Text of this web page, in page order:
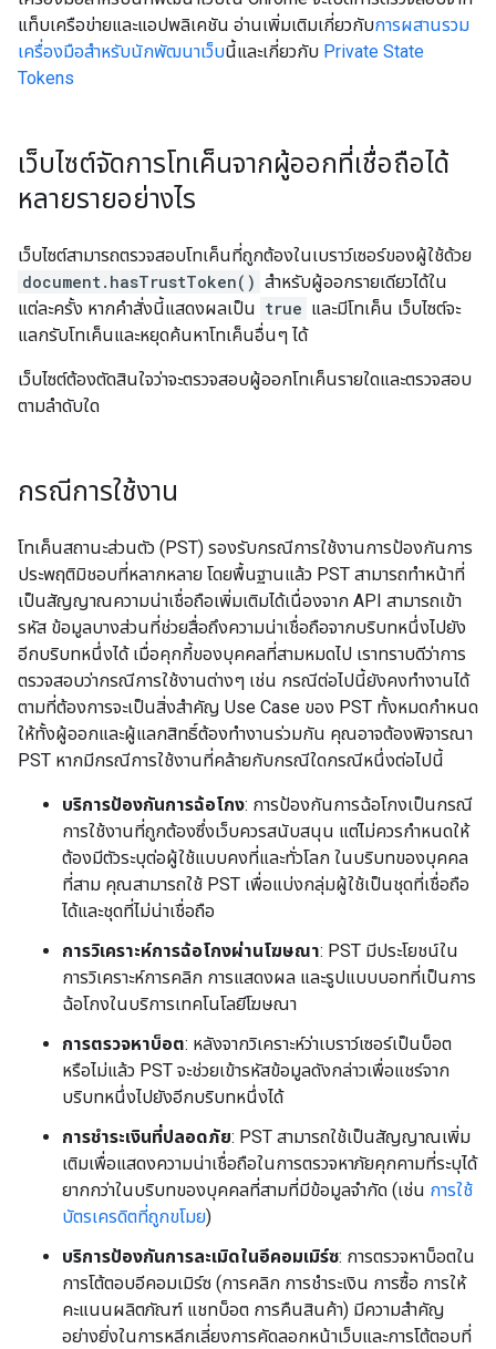
แท็บเครือข่ายและแอปพลิเคชัน อ่านเพิ่มเติมเกี่ยวกับการผสานรวม
เครื่องมือสำหรับนักพัฒนาเว็บนี้และเกี่ยวกับ Private State
Tokens
เว็บไซต์จัดการโทเค็นจากผู้ออกที่เชื่อถือได้
หลายรายอย่างไร
เว็บไซต์สามารถตรวจสอบโทเค็นที่ถูกต้องในเบราว์เซอร์ของผู้ใช้ด้วย
document.hasTrustToken() สำหรับผู้ออกรายเดียวได้ใน
แต่ละครั้ง หากคำสั่งนี้แสดงผลเป็น true และมีโทเค็น เว็บไซต์จะ
แลกรับโทเค็นและหยุดค้นหาโทเค็นอื่นๆ ได้
เว็บไซต์ต้องตัดสินใจว่าจะตรวจสอบผู้ออกโทเค็นรายใดและตรวจสอบ
ตามลำดับใด
กรณีการใช้งาน
โทเค็นสถานะส่วนตัว (PST) รองรับกรณีการใช้งานการป้องกันการ
ประพฤติมิชอบที่หลากหลาย โดยพื้นฐานแล้ว PST สามารถทำหน้าที่
เป็นสัญญาณความน่าเชื่อถือเพิ่มเติมได้เนื่องจาก API สามารถเข้า
รหัส ข้อมูลบางส่วนที่ช่วยสื่อถึงความน่าเชื่อถือจากบริบทหนึ่งไปยัง
อีกบริบทหนึ่งได้ เมื่อคุกกี้ของบุคคลที่สามหมดไป เราทราบดีว่าการ
ตรวจสอบว่ากรณีการใช้งานต่างๆ เช่น กรณีต่อไปนี้ยังคงทำงานได้
ตามที่ต้องการจะเป็นสิ่งสำคัญ Use Case ของ PST ทั้งหมดกำหนด
ให้ทั้งผู้ออกและผู้แลกสิทธิ์ต้องทำงานร่วมกัน คุณอาจต้องพิจารณา
PST หากมีกรณีการใช้งานที่คล้ายกับกรณีใดกรณีหนึ่งต่อไปนี้
บริการป้องกันการฉ้อโกง: การป้องกันการฉ้อโกงเป็นกรณี
การใช้งานที่ถูกต้องซึ่งเว็บควรสนับสนุน แต่ไม่ควรกำหนดให้
ต้องมีตัวระบุต่อผู้ใช้แบบคงที่และทั่วโลก ในบริบทของบุคคล
ที่สาม คุณสามารถใช้ PST เพื่อแบ่งกลุ่มผู้ใช้เป็นชุดที่เชื่อถือ
ได้และชุดที่ไม่น่าเชื่อถือ
การวิเคราะห์การฉ้อโกงผ่านโฆษณา: PST มีประโยชน์ใน
การวิเคราะห์การคลิก การแสดงผล และรูปแบบบอทที่เป็นการ
ฉ้อโกงในบริการเทคโนโลยีโฆษณา
การตรวจหาบ็อต: หลังจากวิเคราะห์ว่าเบราว์เซอร์เป็นบ็อต
หรือไม่แล้ว PST จะช่วยเข้ารหัสข้อมูลดังกล่าวเพื่อแชร์จาก
บริบทหนึ่งไปยังอีกบริบทหนึ่งได้
การชำระเงินที่ปลอดภัย: PST สามารถใช้เป็นสัญญาณเพิ่ม
เติมเพื่อแสดงความน่าเชื่อถือในการตรวจหาภัยคุกคามที่ระบุได้
ยากกว่าในบริบทของบุคคลที่สามที่มีข้อมูลจำกัด (เช่น การใช้
บัตรเครดิตที่ถูกขโมย)
บริการป้องกันการละเมิดในอีคอมเมิร์ซ: การตรวจหาบ็อตใน
การโต้ตอบอีคอมเมิร์ซ (การคลิก การชำระเงิน การซื้อ การให้
คะแนนผลิตภัณฑ์ แชทบ็อต การคืนสินค้า) มีความสําคัญ
อย่างยิ่งในการหลีกเลี่ยงการคัดลอกหน้าเว็บและการโต้ตอบที่